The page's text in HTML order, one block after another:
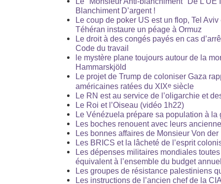
Blanchiment D’argent !
Le coup de poker US est un flop, Tel
Téhéran instaure un péage à Ormuz
Le droit à des congés payés en cas
Code du travail
le mystère plane toujours autour de la
Hammarskjöld
Le projet de Trump de coloniser Gaza
américaines ratées du XIXe siècle
Le RN est au service de l’oligarchie et
Le Roi et l’Oiseau (vidéo 1h22)
Le Vénézuela prépare sa population à la
Les boches renouent avec leurs
Les bonnes affaires de Monsieur Von der
Les BRICS et la lâcheté de l’esprit
Les dépenses militaires mondiales
équivalent à l’ensemble du budget
Les groupes de résistance palestiniens
Les instructions de l’ancien chef de la